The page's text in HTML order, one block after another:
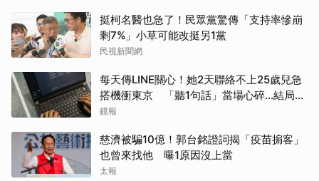
挺柯名醫也急了！民眾黨驚傳「支持率慘崩
剩7%」小草可能改挺另1黨
民視新聞網
每天傳LINE關心！她2天聯絡不上25歲兒急
搭機衝東京 「聽1句話」當場心碎...結局看
哭網
鏡報
慈濟被騙10億！郭台銘證詞揭「疫苗掮客」
也曾來找他 曝1原因沒上當
太報